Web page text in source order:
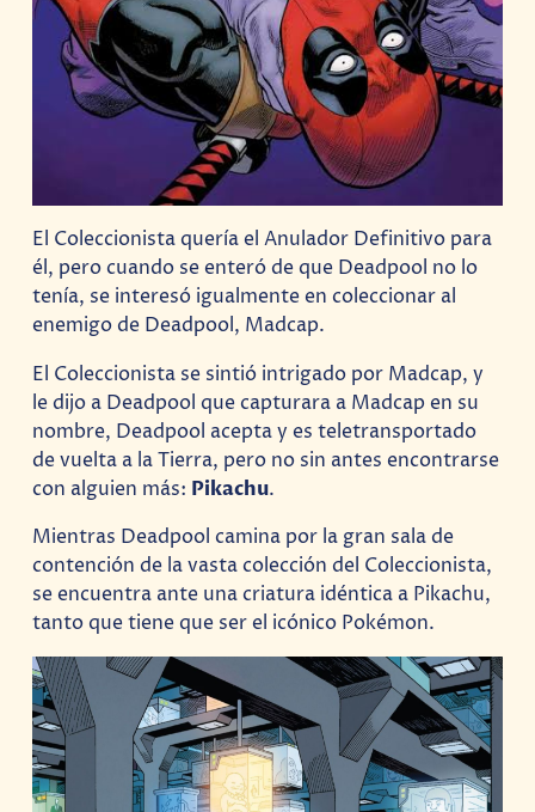
El Coleccionista quería el Anulador Definitivo para
él, pero cuando se enteró de que Deadpool no lo
tenía, se interesó igualmente en coleccionar al
enemigo de Deadpool, Madcap.
El Coleccionista se sintió intrigado por Madcap, y
le dijo a Deadpool que capturara a Madcap en su
nombre, Deadpool acepta y es teletransportado
de vuelta a la Tierra, pero no sin antes encontrarse
con alguien más: Pikachu.
Mientras Deadpool camina por la gran sala de
contención de la vasta colección del Coleccionista,
se encuentra ante una criatura idéntica a Pikachu,
tanto que tiene que ser el icónico Pokémon.